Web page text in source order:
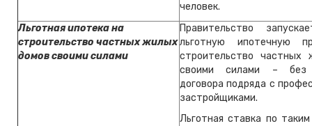
человек.
Льготная ипотека на
строительство частных жилых
домов своими силами
Правительство
льготную ипотечную
строительство частных
своими силами – без
договора подряда с
застройщиками.
Льготная ставка по